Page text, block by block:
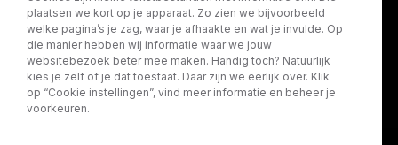
werkplaats
Ma - Vr:
08.00 - 17.00
Za:
Gesloten
Zo:
Gesloten
plaatsen we kort op je apparaat. Zo zien we bijvoorbeeld
welke pagina’s je zag, waar je afhaakte en wat je invulde. Op
die manier hebben wij informatie waar we jouw
websitebezoek beter mee maken. Handig toch? Natuurlijk
kies je zelf of je dat toestaat. Daar zijn we eerlijk over. Klik
op “Cookie instellingen”, vind meer informatie en beheer je
voorkeuren.